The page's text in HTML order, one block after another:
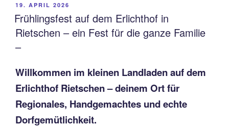
VERÖFFENTLICHT
AM
19. APRIL 2026
Frühlingsfest auf dem Erlichthof in
Rietschen – ein Fest für die ganze Familie
–
Willkommen im kleinen Landladen auf dem
Erlichthof Rietschen – deinem Ort für
Regionales, Handgemachtes und echte
Dorfgemütlichkeit.